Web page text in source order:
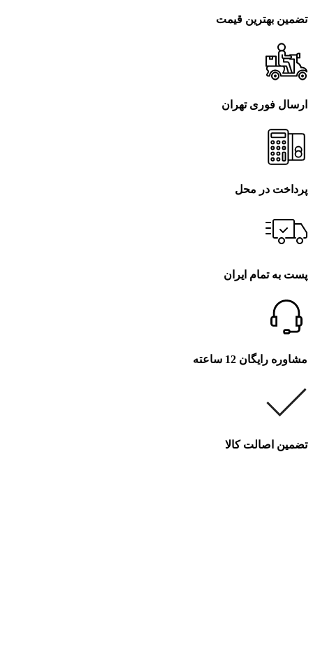
تضمین بهترین قیمت
ارسال فوری تهران
پرداخت در محل
پست به تمام ایران
مشاوره رایگان 12 ساعته
تضمین اصالت کالا